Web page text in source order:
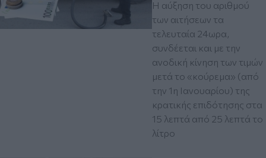
Η αύξηση του αριθμού
των αιτήσεων τα
τελευταία 24ωρα,
συνδέεται και με την
ανοδική κίνηση των τιμών
μετά το «κούρεμα» (από
την 1η Ιανουαρίου) της
κρατικής επιδότησης στα
15 λεπτά από 25 λεπτά το
λίτρο